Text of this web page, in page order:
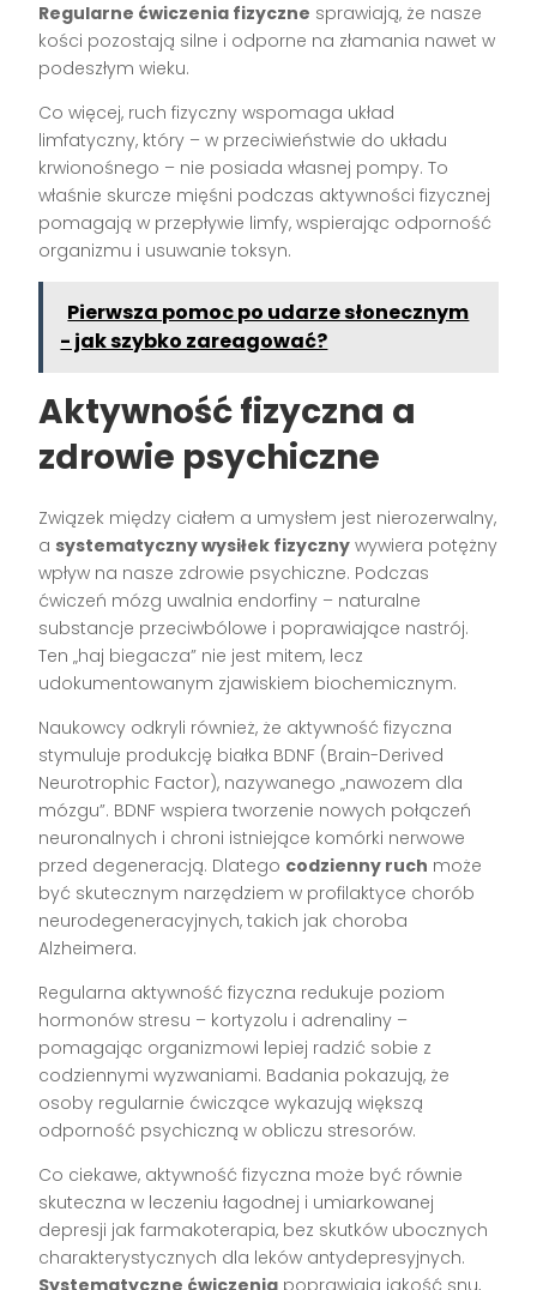
Regularne ćwiczenia fizyczne sprawiają, że nasze
kości pozostają silne i odporne na złamania nawet w
podeszłym wieku.
Co więcej, ruch fizyczny wspomaga układ
limfatyczny, który – w przeciwieństwie do układu
krwionośnego – nie posiada własnej pompy. To
właśnie skurcze mięśni podczas aktywności fizycznej
pomagają w przepływie limfy, wspierając odporność
organizmu i usuwanie toksyn.
Pierwsza pomoc po udarze słonecznym
- jak szybko zareagować?
Aktywność fizyczna a
zdrowie psychiczne
Związek między ciałem a umysłem jest nierozerwalny,
a systematyczny wysiłek fizyczny wywiera potężny
wpływ na nasze zdrowie psychiczne. Podczas
ćwiczeń mózg uwalnia endorfiny – naturalne
substancje przeciwbólowe i poprawiające nastrój.
Ten „haj biegacza” nie jest mitem, lecz
udokumentowanym zjawiskiem biochemicznym.
Naukowcy odkryli również, że aktywność fizyczna
stymuluje produkcję białka BDNF (Brain-Derived
Neurotrophic Factor), nazywanego „nawozem dla
mózgu”. BDNF wspiera tworzenie nowych połączeń
neuronalnych i chroni istniejące komórki nerwowe
przed degeneracją. Dlatego codzienny ruch może
być skutecznym narzędziem w profilaktyce chorób
neurodegeneracyjnych, takich jak choroba
Alzheimera.
Regularna aktywność fizyczna redukuje poziom
hormonów stresu – kortyzolu i adrenaliny –
pomagając organizmowi lepiej radzić sobie z
codziennymi wyzwaniami. Badania pokazują, że
osoby regularnie ćwiczące wykazują większą
odporność psychiczną w obliczu stresorów.
Co ciekawe, aktywność fizyczna może być równie
skuteczna w leczeniu łagodnej i umiarkowanej
depresji jak farmakoterapia, bez skutków ubocznych
charakterystycznych dla leków antydepresyjnych.